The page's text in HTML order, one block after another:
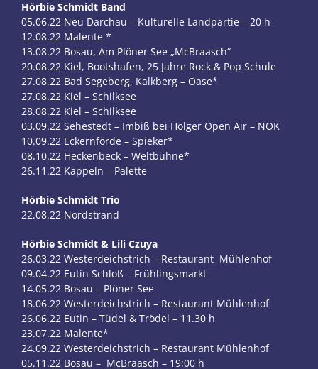
Hörbie Schmidt Band
05.06.22 Neu Darchau – Kulturelle Landpartie – 20 h
12.08.22 Malente *
13.08.22 Bosau, Am Plöner See „McBraasch“
20.08.22 Kiel, Bootshafen, 25 Jahre Rock & Pop Schule
27.08.22 Bad Segeberg, Kalkberg – Oase*
27.08.22 Kiel – Schilksee
28.08.22 Kiel – Schilksee
03.09.22 Sehestedt – Imbiß bei Holger Open Air – NOK
10.09.22 Eckernförde – Spieker*
08.10.22 Heckenbeck – Weltbühne*
26.11.22 Kappeln – Palette
Hörbie Schmidt Trio
22.08.22 Nordstrand
Hörbie Schmidt & Lili Czuya
26.03.22 Westerdeichstrich – Restaurant Mühlenhof
09.04.22 Eutin Schloß – Frühlingsmarkt
14.05.22 Bosau – Plöner See
18.06.22 Westerdeichstrich – Restaurant Mühlenhof
26.06.22 Eutin – Tüdel & Trödel – 11.30 h
23.07.22 Malente*
24.09.22 Westerdeichstrich – Restaurant Mühlenhof
05.11.22 Bosau – McBraasch – 19:00 h